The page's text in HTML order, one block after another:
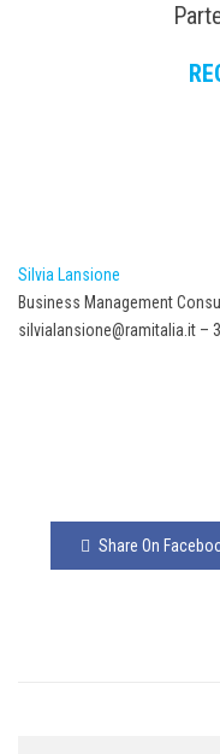
Silvia Lansione
Business Management
silvialansione@ramitalia.it –
Share On